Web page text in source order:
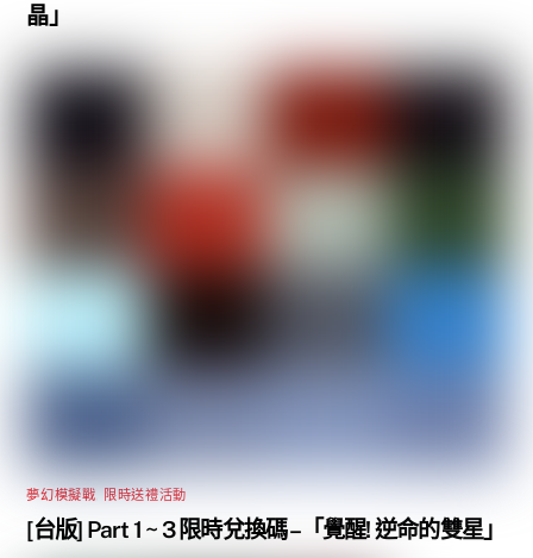
晶」
夢幻模擬戰 限時送禮活動
[台版] Part 1 ~ 3 限時兌換碼 –「覺醒! 逆命的雙星」